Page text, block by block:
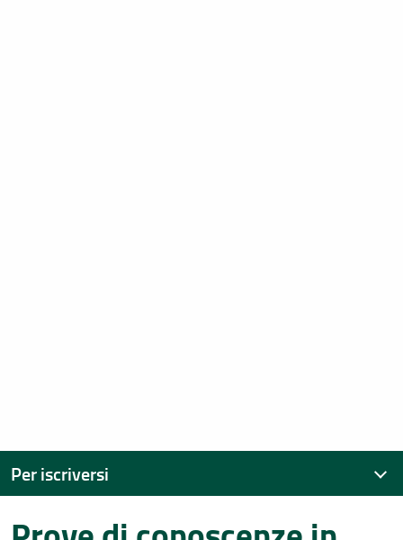
Per iscriversi
Calendario Scadenze